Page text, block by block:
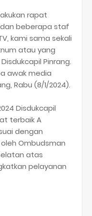
rapat
beberapa staf
kami sama sekali
atau yang
Pinrang.
awak media
Rabu (8/1/2024).
Disdukcapil
terbaik A
dengan
Ombudsman
atas
pelayanan